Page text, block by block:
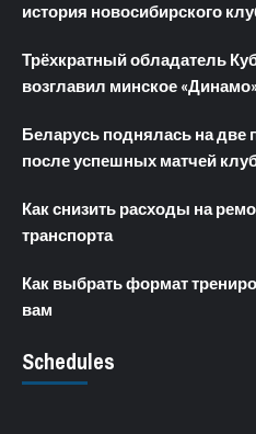
история новосибирского
Трёхкратный обладатель
возглавил минское
Беларусь поднялась на две
после успешных матчей
Как снизить расходы на
транспорта
Как выбрать формат
вам
Schedules